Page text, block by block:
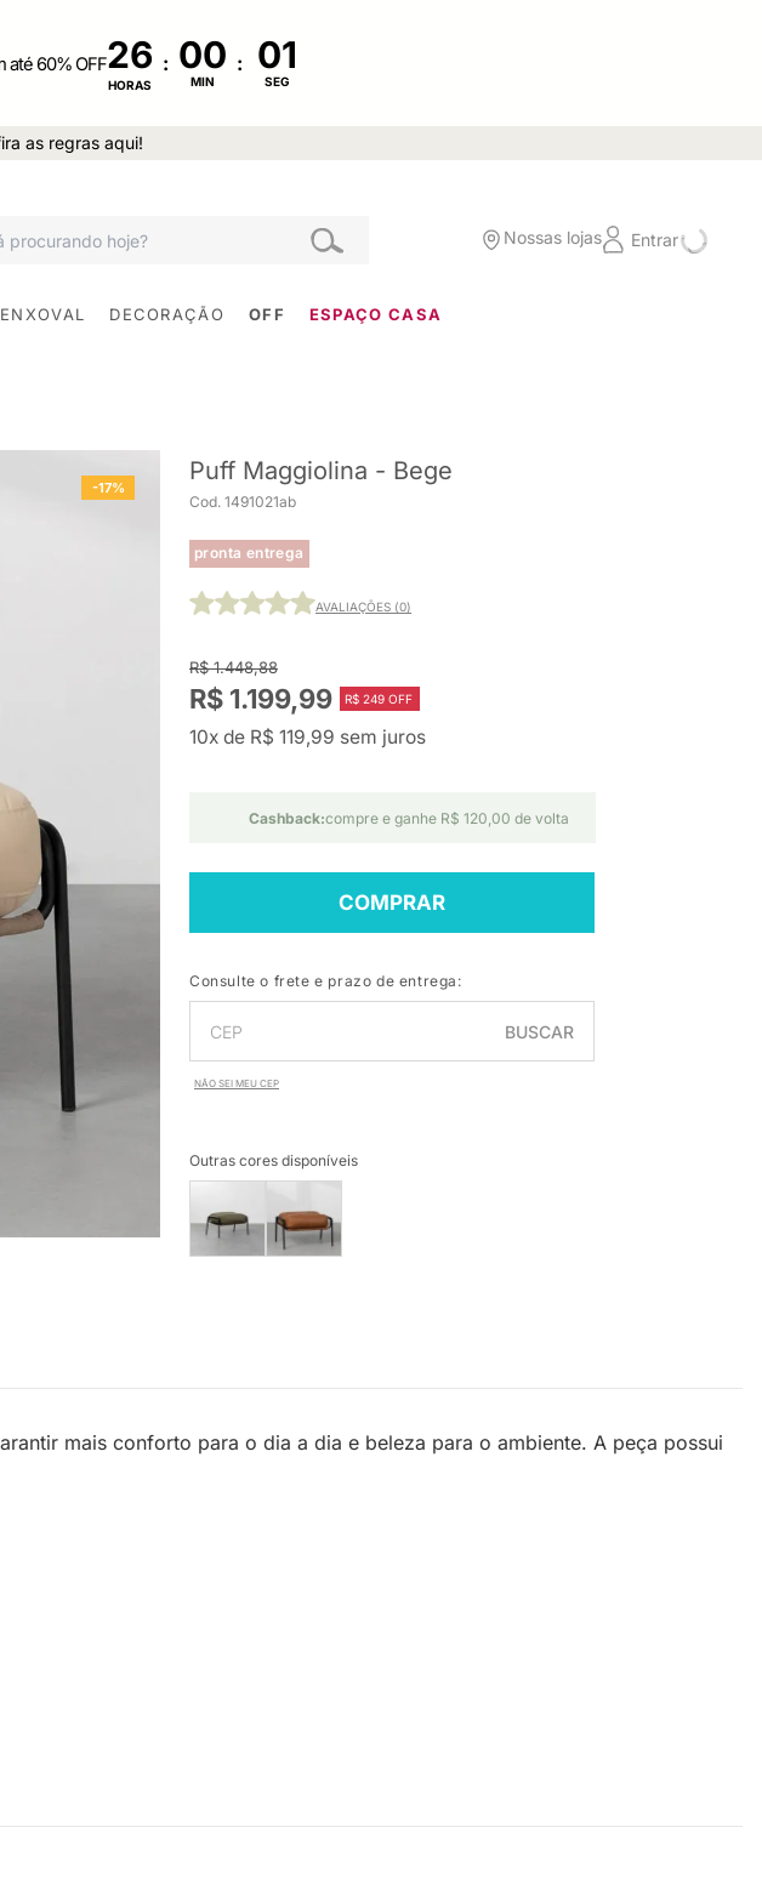
até 60% OFF25
HORAS
:
MIN
:
SEG
as regras aqui!
Nossas lojas Entrar
ENXOVAL DECORAÇÃO OFF ESPAÇO CASA
-17%
Puff Maggiolina - Bege
Cod. 1491021ab
pronta entrega
AVALIAÇÕES (0)
R$ 1.448,88
R$ 1.199,99 R$ 249 OFF
10x de R$ 119,99 sem juros
Cashback:compre e ganhe R$ 120,00 de volta
COMPRAR
Consulte o frete e prazo de entrega:
BUSCAR
NÃO SEI MEU CEP
Outras cores disponíveis
mais conforto para o dia a dia e beleza para o ambiente. A peça possui